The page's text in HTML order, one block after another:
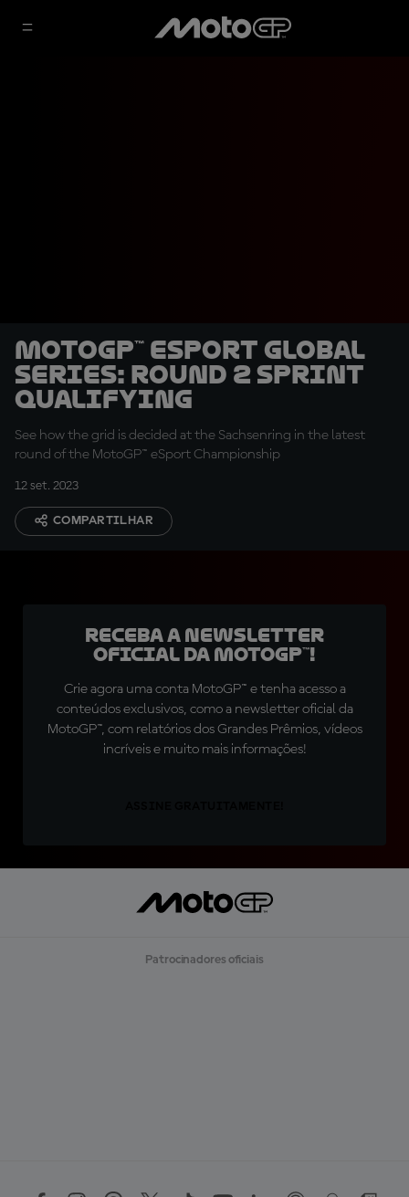
MotoGP™ eSport Global
Series: Round 2 Sprint
qualifying
See how the grid is decided at the Sachsenring in the latest
round of the MotoGP™ eSport Championship
12 set. 2023
COMPARTILHAR
Receba a newsletter
oficial da MotoGP™!
Crie agora uma conta MotoGP™ e tenha acesso a
conteúdos exclusivos, como a newsletter oficial da
MotoGP™, com relatórios dos Grandes Prêmios, vídeos
incríveis e muito mais informações!
Patrocinadores oficiais